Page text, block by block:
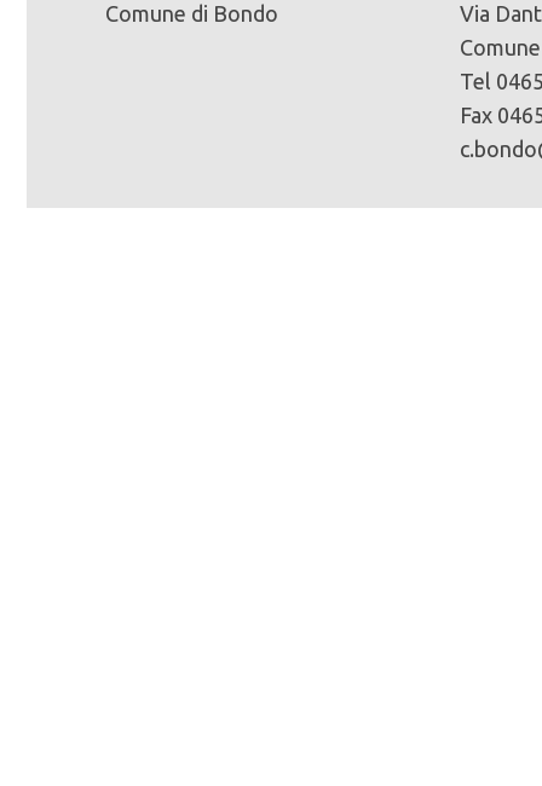
Comune di Bondo
Via
Tel
Fax
Superficie della fustaia di produzione (in
Composizione specie principali (in %):
abete rosso 86% abete bianco 2% larice 6%
Tipo di bosco: